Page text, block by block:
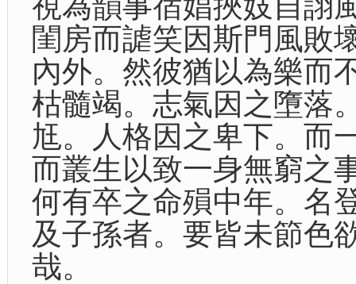
閨房而謔笑因斯門風敗
內外。然彼猶以為樂而
枯髓竭。志氣因之墮落
尪。人格因之卑下。而
而叢生以致一身無窮之
何有卒之命殞中年。名
及子孫者。要皆未節色
哉。